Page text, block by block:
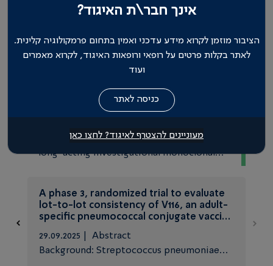
Clesrovimab for Prevention of RSV
Disease in Healthy Infants
Abstract Background: Clesrovimab is a
long-acting investigational monoclonal
regarding the safety and eff...
A phase 3, randomized trial to evaluate
lot-to-lot consistency of V116, an adult-
specific pneumococcal conjugate vaccine
29.09.2025 | Abstract
Background: Streptococcus pneumoniae
אינך חבר\ת האיגוד?
הציבור מוזמן לקרוא מידע עדכני ואמין בתחום פרמקולוגיה קלינית.
לאתר בקלות פרטים על רופאי ורופאות האיגוד, לקרוא מאמרים
ועוד
מעוניינים להצטרף לאיגוד? לחצו כאן